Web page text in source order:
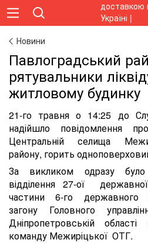
Новини
Павлоградський
рятувальники
житловому будинку
21-го травня о 14:25 до
надійшло повідомлення
Центральній селища
району, горить
За викликом одразу було
відділення 27-ої
частини 6-го державного
загону Головного
Дніпропетровській
команду Межиріцької ОТГ.